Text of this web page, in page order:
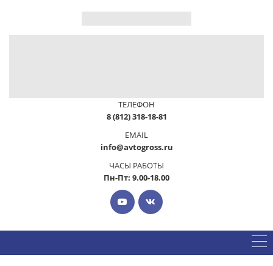
ТЕЛЕФОН
8 (812) 318-18-81
EMAIL
info@avtogross.ru
ЧАСЫ РАБОТЫ
Пн-Пт: 9.00-18.00